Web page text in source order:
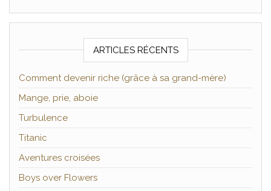
ARTICLES RÉCENTS
Comment devenir riche (grâce à sa grand-mère)
Mange, prie, aboie
Turbulence
Titanic
Aventures croisées
Boys over Flowers